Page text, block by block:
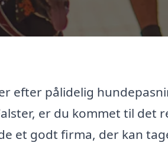
efter pålidelig
er du kommet til det
et godt firma, der kan